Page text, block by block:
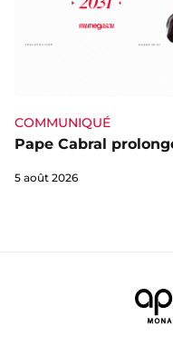
COMMUNIQUÉ
Pape Cabral
5 août 2026